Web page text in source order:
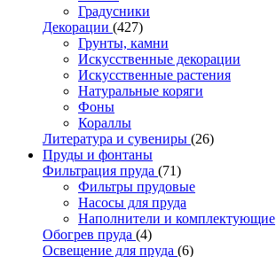
Градусники
Декорации (427)
Грунты, камни
Искусственные декорации
Искусственные растения
Натуральные коряги
Фоны
Кораллы
Литература и сувениры (26)
Пруды и фонтаны
Фильтрация пруда (71)
Фильтры прудовые
Насосы для пруда
Наполнители и комплектующие
Обогрев пруда (4)
Освещение для пруда (6)